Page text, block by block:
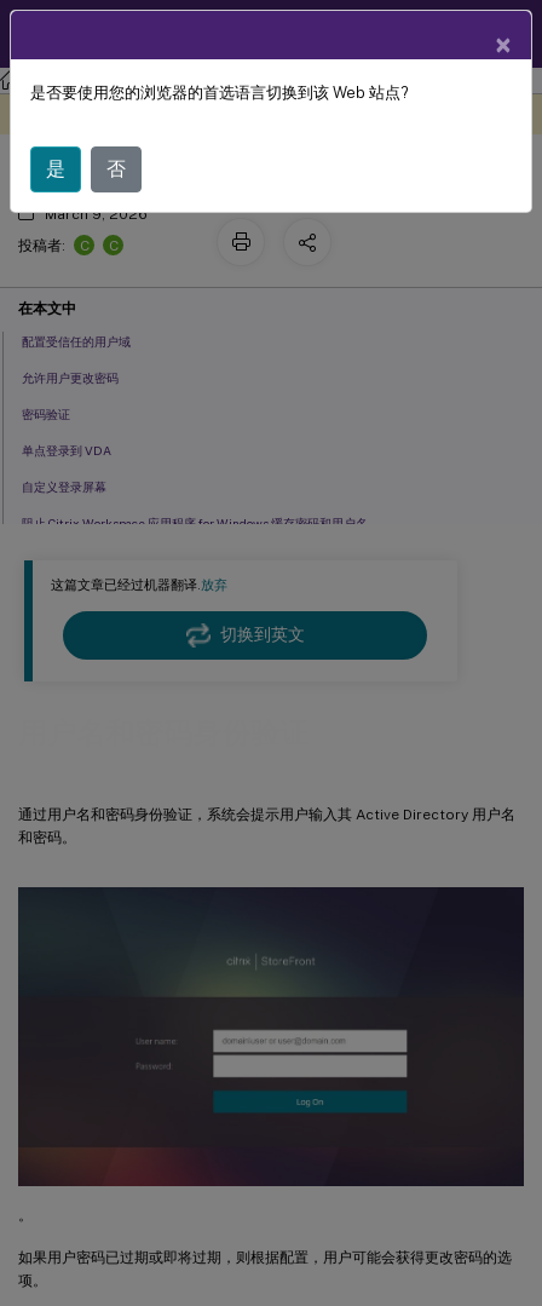
StoreFront StoreFront 2203
这篇文章已经过机器翻译.放弃
切换到英文
通过用户名和密码身份验证，系统会提示用户输入其 Active Directory 用户名
和密码。
。
如果用户密码已过期或即将过期，则根据配置，用户可能会获得更改密码的选
项。
用户名和密码身份验证
March 9, 2026
投稿者:
C C
在本文中
配置受信任的用户域
允许用户更改密码
密码验证
单点登录到 VDA
自定义登录屏幕
阻止 Citrix Workspace 应用程序 for Windows 缓存密码和用户名
通过 Citrix Gateway 进行远程访问
×
是否要使用您的浏览器的首选语言切换到该 Web 站点?
是 否